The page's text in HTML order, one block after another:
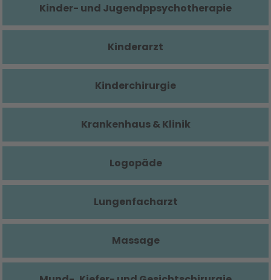
Kinder- und Jugendppsychotherapie
Kinderarzt
Kinderchirurgie
Krankenhaus & Klinik
Logopäde
Lungenfacharzt
Massage